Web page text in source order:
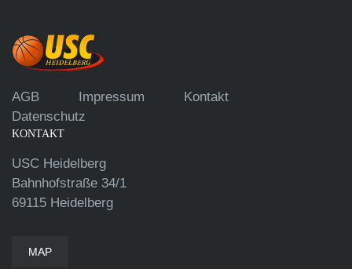
AGB Impressum
Kontakt
Datenschutz
KONTAKT
USC Heidelberg
Bahnhofstraße 34/1
69115 Heidelberg
MAP